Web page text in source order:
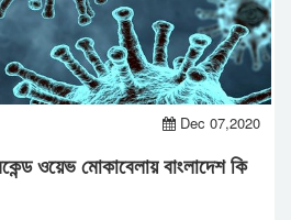
Dec 07,2020
ওয়েভ মোকাবেলায় বাংলাদেশ কি